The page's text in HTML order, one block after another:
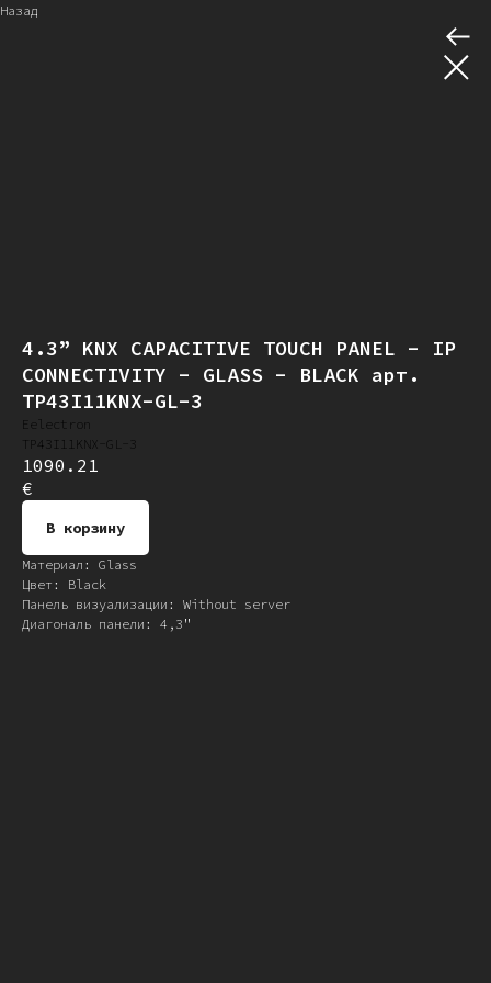
Назад
4.3” KNX CAPACITIVE TOUCH PANEL - IP
CONNECTIVITY - GLASS - BLACK арт.
TP43I11KNX-GL-3
Eelectron
TP43I11KNX-GL-3
1090.21
€
В корзину
Материал: Glass
Цвет: Black
Панель визуализации: Without server
Диагональ панели: 4,3"